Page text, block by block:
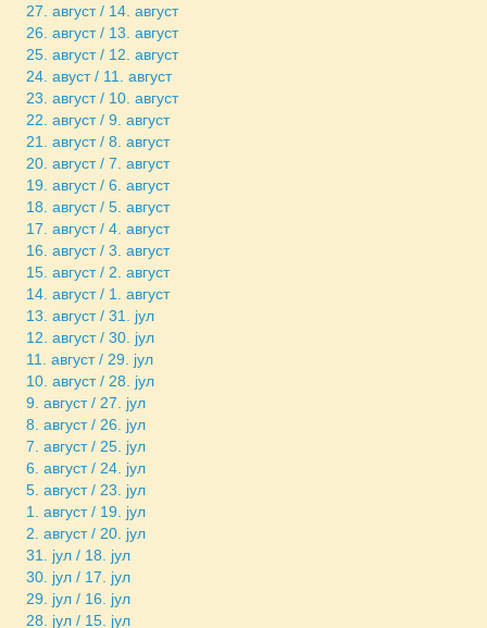
27. август / 14. август
26. август / 13. август
25. август / 12. август
24. авуст / 11. август
23. август / 10. август
22. август / 9. август
21. август / 8. август
20. август / 7. август
19. август / 6. август
18. август / 5. август
17. август / 4. август
16. август / 3. август
15. август / 2. август
14. август / 1. август
13. август / 31. јул
12. август / 30. јул
11. август / 29. јул
10. август / 28. јул
9. август / 27. јул
8. август / 26. јул
7. август / 25. јул
6. август / 24. јул
5. август / 23. јул
1. август / 19. јул
2. август / 20. јул
31. јул / 18. јул
30. јул / 17. јул
29. јул / 16. јул
28. јул / 15. јул